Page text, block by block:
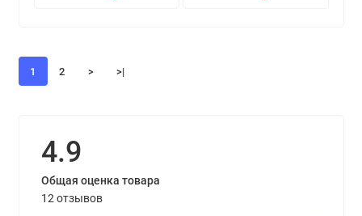
1 2 > >|
4.9
Общая оценка товара
12 отзывов